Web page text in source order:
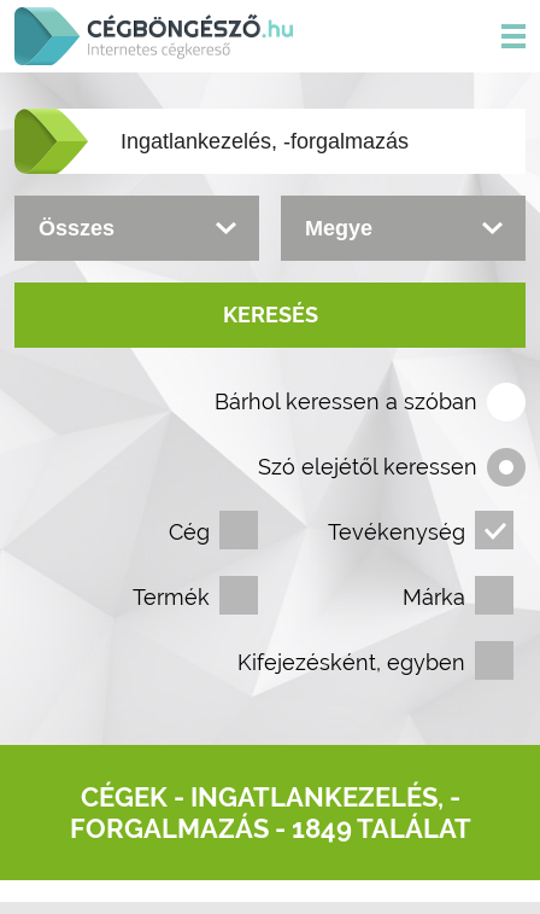
KERESÉS
Bárhol keressen a szóban
Szó elejétől keressen
Cég Tevékenység
Termék Márka
Kifejezésként, egyben
CÉGEK - INGATLANKEZELÉS, -
FORGALMAZÁS- 1849 TALÁLAT